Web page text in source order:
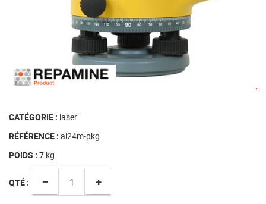
CATÉGORIE : laser
RÉFÉRENCE : al24m-pkg
POIDS : 7 kg
QTÉ : − +